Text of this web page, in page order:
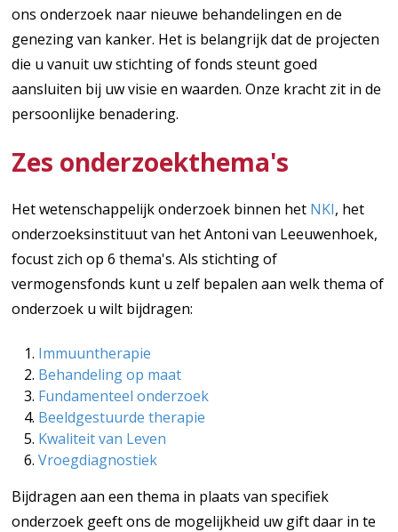
ons onderzoek naar nieuwe behandelingen en de
genezing van kanker. Het is belangrijk dat de projecten
die u vanuit uw stichting of fonds steunt goed
aansluiten bij uw visie en waarden. Onze kracht zit in de
persoonlijke benadering.
Zes onderzoekthema's
Het wetenschappelijk onderzoek binnen het NKI, het
onderzoeksinstituut van het Antoni van Leeuwenhoek,
focust zich op 6 thema's. Als stichting of
vermogensfonds kunt u zelf bepalen aan welk thema of
onderzoek u wilt bijdragen:
Immuuntherapie
Behandeling op maat
Fundamenteel onderzoek
Beeldgestuurde therapie
Kwaliteit van Leven
Vroegdiagnostiek
Bijdragen aan een thema in plaats van specifiek
onderzoek geeft ons de mogelijkheid uw gift daar in te